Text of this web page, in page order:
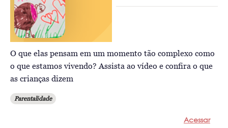
O que elas pensam em um momento tão complexo como
o que estamos vivendo? Assista ao vídeo e confira o que
as crianças dizem
Parentalidade
Acessar